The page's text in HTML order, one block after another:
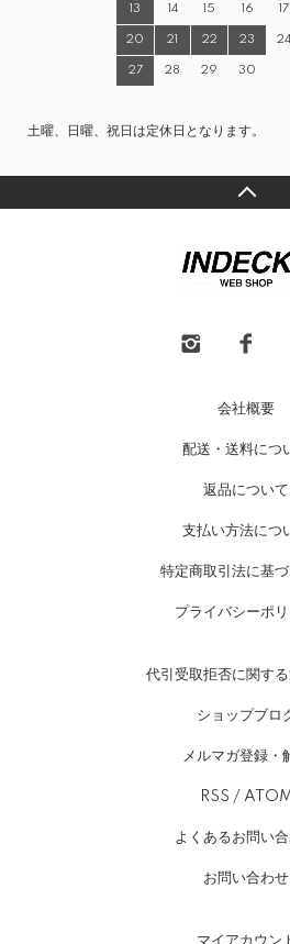
13 14 15 16 17
20 21 22 23 24
27 28 29 30
土曜、日曜、祝日は定休日となります。
会社概要
配送・送料につ
返品について
支払い方法につ
特定商取引法に基
プライバシーポ
代引受取拒否に関す
ショップブロ
メルマガ登録・
RSS /
よくあるお問い
お問い合わせ